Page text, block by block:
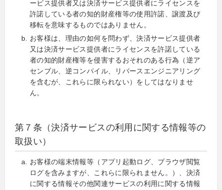
ービス提供者又は決済サービス提供者にライセンスを
許諾している者の知的財産権等の使用許諾、譲渡及び
移転を意味するものではありません。
お客様は、理由の如何を問わず、決済サービス提供者
又は決済サービス提供者にライセンスを許諾している
者の知的財産権等を侵害するおそれのある行為（逆ア
センブル、逆コンパイル、リバースエンジニアリング
を含むが、これらに限られない）をしてはなりませ
ん。
第７条（決済サービスの利用に関する情報等の
取扱い）
お客様の端末情報等（アプリ起動ログ、ブラウザ閲覧
ログを含みますが、これらに限られません。）、決済
に関する情報その他関連サービスの利用に関する情報